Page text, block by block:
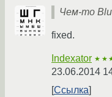
Чем-то
fixed.
Indexator
23.06.2014
Ссылка